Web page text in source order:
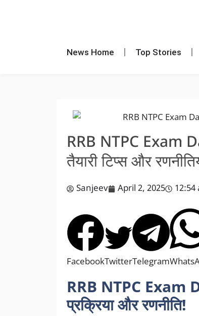
News Home Top Stories
RRB NTPC Exam
तैयारी टिप्स और
Sanjeev April 2, 2025 12:54
FacebookTwitterTelegram
RRB NTPC Exam
प्रक्रिया और रणनीति!